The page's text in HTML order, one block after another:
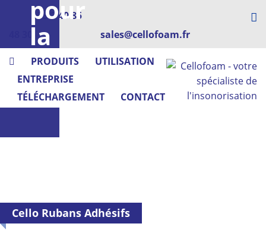
+33 2 40 85
sales@cellofoam.fr
PRODUITS
UTILISATION
ENTREPRISE
TÉLÉCHARGEMENT
CONTACT
pour
la
technique
médicale
Cello Rubans Adhésifs